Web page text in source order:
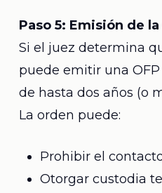
Paso 5: Emisión de la
Si el juez determina
puede emitir una
de hasta dos años (o
La orden puede:
Prohibir el
Otorgar custodia